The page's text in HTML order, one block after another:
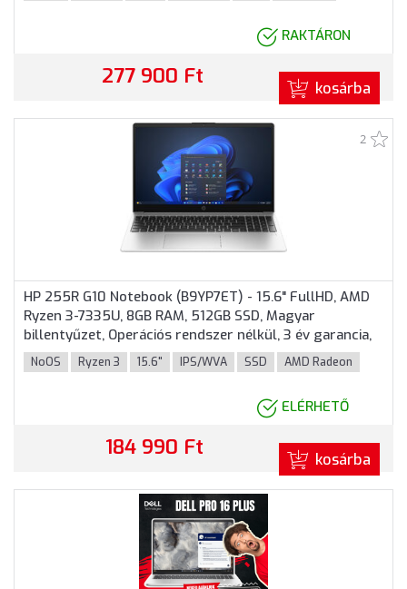
RAKTÁRON
277 900 Ft kosárba
2
HP 255R G10 Notebook (B9YP7ET) - 15.6" FullHD, AMD
Ryzen 3-7335U, 8GB RAM, 512GB SSD, Magyar
billentyűzet, Operációs rendszer nélkül, 3 év garancia,
Ezüstszürke színben
NoOS Ryzen 3 15.6" IPS/WVA SSD AMD Radeon
ELÉRHETŐ
184 990 Ft kosárba